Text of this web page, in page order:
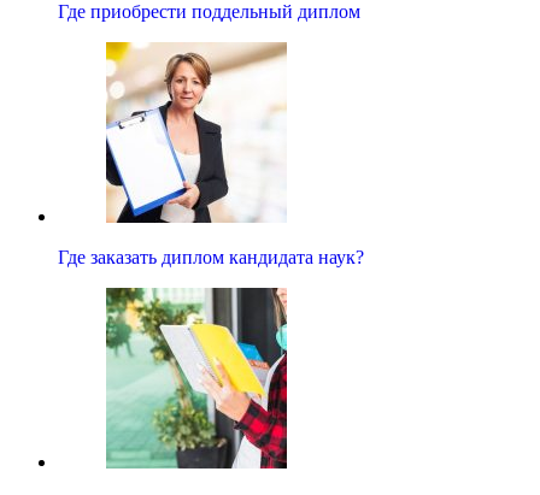
Где приобрести поддельный диплом
Где заказать диплом кандидата наук?